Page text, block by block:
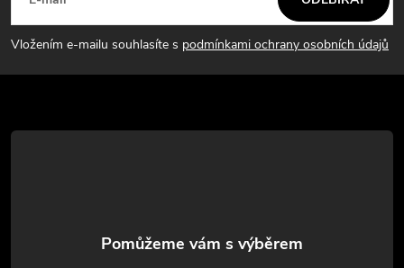
p
a
t
Vložením e-mailu souhlasíte s podmínkami ochrany osobních údajů